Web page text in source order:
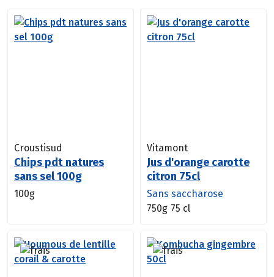
Croustisud
Chips pdt natures
sans sel 100g
100g
Vitamont
Jus d'orange carotte
citron 75cl
Sans saccharose
750g 75 cl